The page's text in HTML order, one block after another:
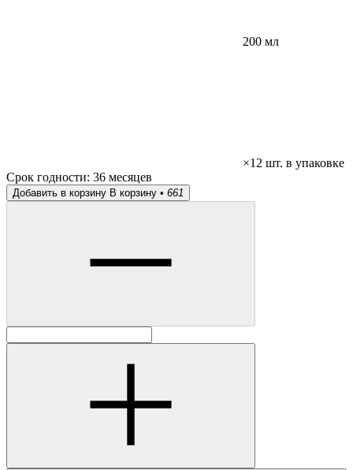
200 мл
×12 шт. в упаковке
Срок годности: 36 месяцев
Добавить в корзину В корзину • 661